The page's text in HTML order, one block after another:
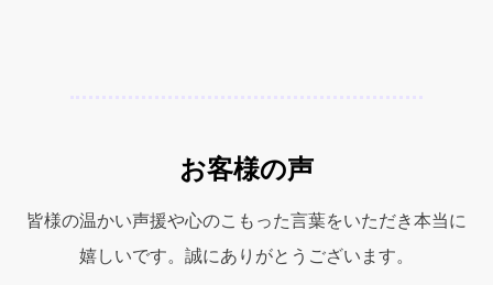
お客様の声
皆様の温かい声援や心のこもった言葉をいただき本当に
嬉しいです。誠にありがとうございます。